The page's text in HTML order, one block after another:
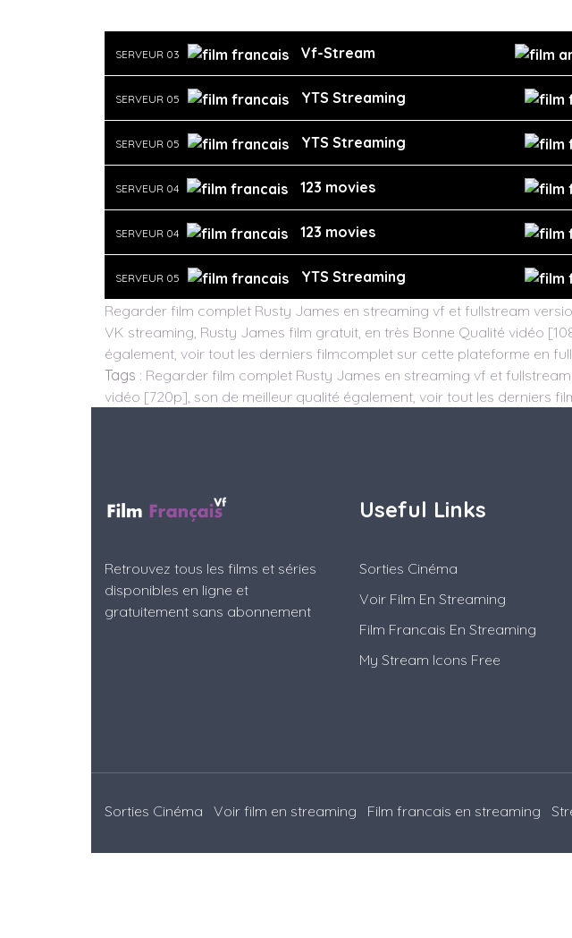
SERVEUR 03 Vf-Stream
SERVEUR 05 YTS Streaming
SERVEUR 05 YTS Streaming
SERVEUR 04 123 movies
SERVEUR 04 123 movies
SERVEUR 05 YTS Streaming
Regarder film complet Rusty James en streaming vf et fullstream
VK streaming, Rusty James film gratuit, en très Bonne Qualité vidéo
également, voir tout les derniers filmcomplet sur cette plateforme en full
Tags : Regarder film complet Rusty James en streaming vf et
vidéo [720p], son de meilleur qualité également, voir tout les derniers
Retrouvez tous les films et séries
disponibles en ligne et
gratuitement sans abonnement
Useful Links
Sorties Cinéma
Voir Film En Streaming
Film Francais En Streaming
My Stream Icons Free
Sorties Cinéma Voir film en streaming Film francais en streaming